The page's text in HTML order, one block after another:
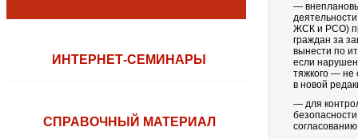
ИНТЕРНЕТ-СЕМИНАРЫ
СПРАВОЧНЫЙ МАТЕРИАЛ
—
ЖСК и РСО)
граждан за
вынести по
если
тяжкого — не
в новой
— для